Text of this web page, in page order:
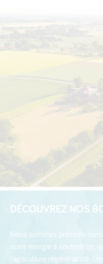
DÉCOUVREZ NOS
Nous sommes présents
notre énergie à soutenir les
l’agriculture régénératrice.